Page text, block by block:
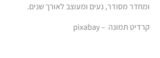
ומחדר מסודר, נעים ומעוצב לאורך שנים.
קרדיט תמונה – pixabay